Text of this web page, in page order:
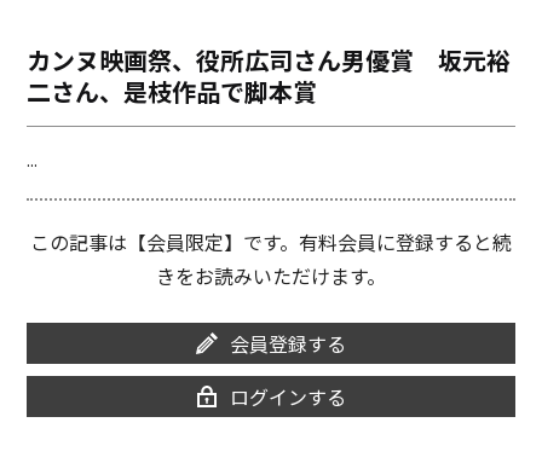
o
o
i
n
カンヌ映画祭、役所広司さん男優賞 坂元裕
二さん、是枝作品で脚本賞
...
この記事は【会員限定】です。有料会員に登録すると続
きをお読みいただけます。
会員登録する
ログインする